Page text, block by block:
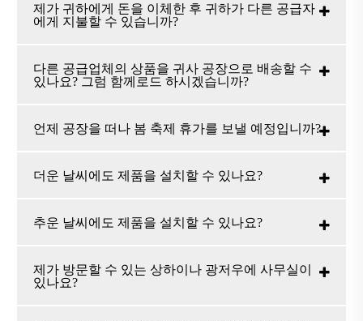
제가 귀하에게 돈을 이체한 후 귀하가 다른 공급자
에게 지불할 수 있습니까?
다른 공급업체의 상품을 귀사 공장으로 배송할 수
있나요? 그럼 함께로드 하시겠습니까?
언제 공장을 떠나 봄 축제 휴가를 보낼 예정입니까?
더운 날씨에도 제품을 설치할 수 있나요?
추운 날씨에도 제품을 설치할 수 있나요?
제가 방문할 수 있는 상하이나 광저우에 사무실이
있나요?